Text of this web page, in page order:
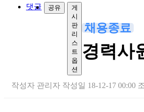
댓글 공유
게
시
판
리
스
트
옵
션
채용종료
경력사
작성자 관리자 작성일 18-12-17 00:00